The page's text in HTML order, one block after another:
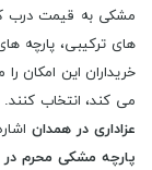
مشکی به قیمت درب
های ترکیبی، پارچه
خریداران این امکان را
می کند، انتخاب کنند.
عزاداری در همدان
پارچه مشکی محرم